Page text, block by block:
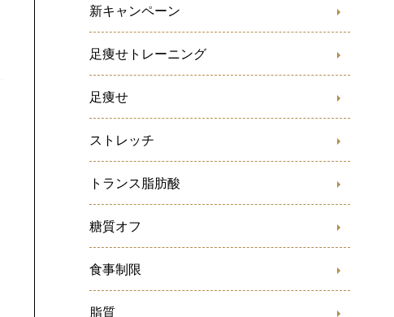
新キャンペーン
足痩せトレーニング
足痩せ
ストレッチ
トランス脂肪酸
糖質オフ
食事制限
脂質